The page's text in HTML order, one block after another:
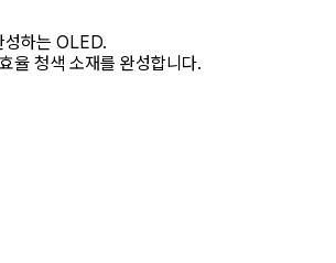
성하는 OLED.
율 청색 소재를 완성합니다.